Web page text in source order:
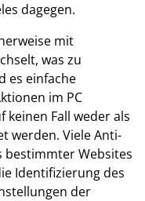
dagegen.
mit
was zu
es einfache
im PC
keinen Fall weder als
werden. Viele Anti-
bestimmter Websites
Identifizierung des
der